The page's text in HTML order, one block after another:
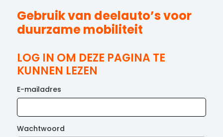
Gebruik van deelauto’s voor
duurzame mobiliteit
LOG IN OM DEZE PAGINA TE
KUNNEN LEZEN
E-mailadres
Wachtwoord